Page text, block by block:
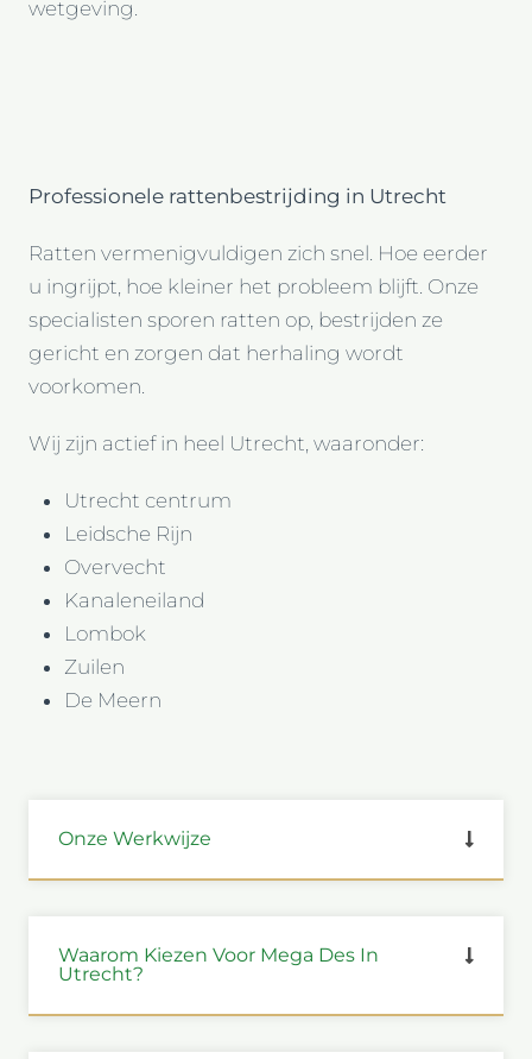
wetgeving.
Professionele rattenbestrijding in Utrecht
Ratten vermenigvuldigen zich snel. Hoe eerder
u ingrijpt, hoe kleiner het probleem blijft. Onze
specialisten sporen ratten op, bestrijden ze
gericht en zorgen dat herhaling wordt
voorkomen.
Wij zijn actief in heel Utrecht, waaronder:
Utrecht centrum
Leidsche Rijn
Overvecht
Kanaleneiland
Lombok
Zuilen
De Meern
Onze Werkwijze
Waarom Kiezen Voor Mega Des In
Utrecht?